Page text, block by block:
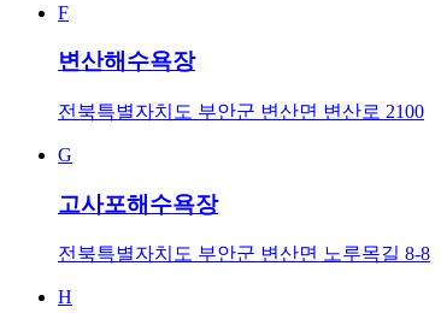
F
변산해수욕장
전북특별자치도 부안군 변산면 변산로 2100
G
고사포해수욕장
전북특별자치도 부안군 변산면 노루목길 8-8
H